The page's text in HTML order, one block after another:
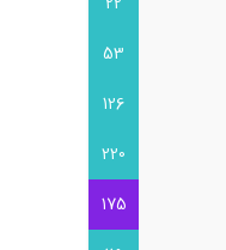
53
126
220
175